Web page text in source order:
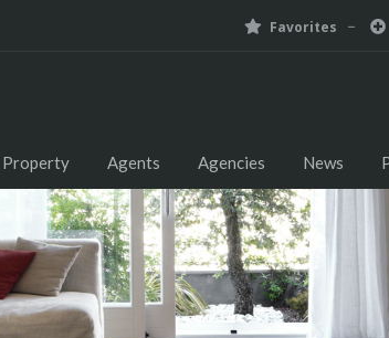
Favorites
Property Agents Agencies News